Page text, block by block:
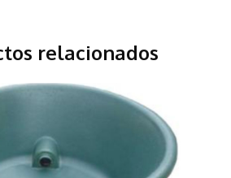
relacionados